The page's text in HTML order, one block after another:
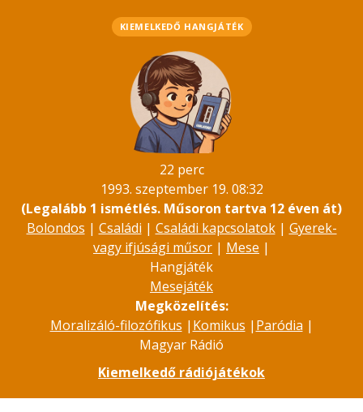
KIEMELKEDŐ HANGJÁTÉK
22 perc
1993. szeptember 19. 08:32
(Legalább 1 ismétlés. Műsoron tartva 12 éven át)
Bolondos | Családi | Családi kapcsolatok| Gyerek-
vagy ifjúsági műsor | Mese |
Hangjáték
Mesejáték
Megközelítés:
Moralizáló-filozófikus | Komikus | Paródia |
Magyar Rádió
Kiemelkedő rádiójátékok